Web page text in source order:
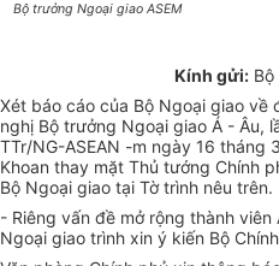
Bộ trưởng Ngoại giao ASEM
Kính gửi:
Xét báo cáo của Bộ Ngoại giao về
nghị Bộ trưởng Ngoại giao Á - Âu,
TTr/NG-ASEAN -m ngày 16 tháng
Khoan thay mặt Thủ tướng Chính
Bộ Ngoại giao tại Tờ trình nêu trên.
- Riêng vấn đề mở rộng thành viên
Ngoại giao trình xin ý kiến Bộ